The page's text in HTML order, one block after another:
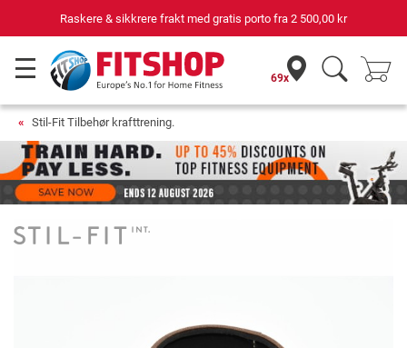
Raskere & sikkrere frakt med gratis porto fra 2 500,00 kr
69x
Stil-Fit Tilbehør krafttrening.